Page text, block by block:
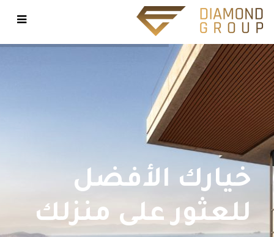
شقق
وعقارات
للبيع
في
تركيا
وإسطنبول
خيارك الأفضل
للعثور على منزلك